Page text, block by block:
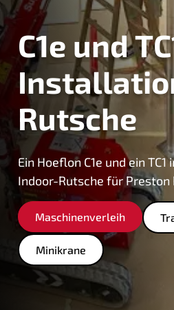
C1e und
Rutsche
Ein Hoeflon C1e und ein
Indoor-Rutsche für Preston
Maschinenverleih
Minikrane